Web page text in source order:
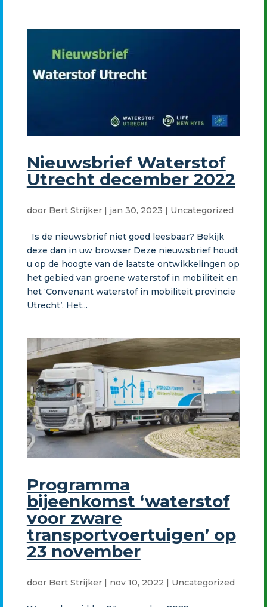
Nieuwsbrief Waterstof
Utrecht december 2022
door Bert Strijker| jan 30, 2023 | Uncategorized
Is de nieuwsbrief niet goed leesbaar? Bekijk
deze dan in uw browser Deze nieuwsbrief houdt
u op de hoogte van de laatste ontwikkelingen op
het gebied van groene waterstof in mobiliteit en
het ‘Convenant waterstof in mobiliteit provincie
Utrecht’. Het...
Programma
bijeenkomst ‘waterstof
voor zware
transportvoertuigen’ op
23 november
door Bert Strijker| nov 10, 2022 | Uncategorized